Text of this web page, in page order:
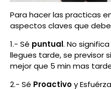
Para hacer las practicas
aspectos claves que
1.- Sé puntual. No
llegues tarde, se previsor
mejor que 5 min mas
2.- Sé Proactivoy